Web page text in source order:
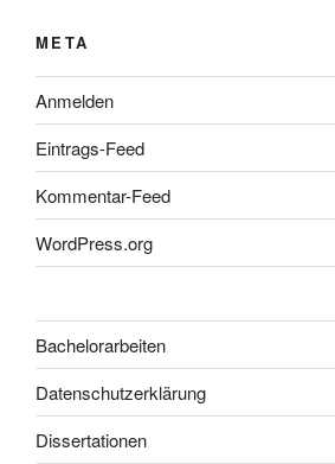
META
Anmelden
Eintrags-Feed
Kommentar-Feed
WordPress.org
Bachelorarbeiten
Datenschutzerklärung
Dissertationen